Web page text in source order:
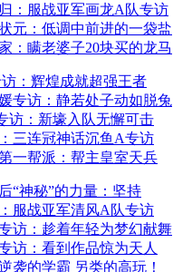
：服战亚军画龙A队专访
元：低调中前进的一袋盐
：瞒老婆子20块买的龙马
：辉煌成就超强王者
专访：静若处子动如脱兔
访：新壕入队无懈可击
三连冠神话沉鱼A专访
一帮派：帮主皇室天兵
“神秘”的力量：坚持
服战亚军清风A队专访
访：趁着年轻为梦幻献舞
访：看到作品惊为天人
袭的学霸 另类的高玩！